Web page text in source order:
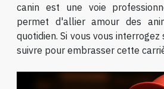
canin est une voie
permet d'allier amour des
quotidien. Si vous vous
suivre pour embrasser cette